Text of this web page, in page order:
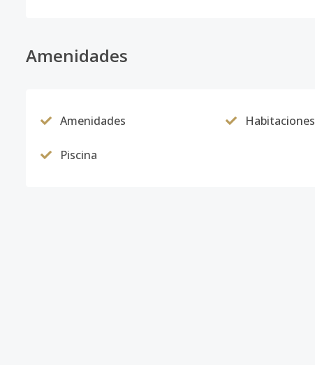
Código 5402 -11
Amenidades
Amenidades Habitaciones
Piscina